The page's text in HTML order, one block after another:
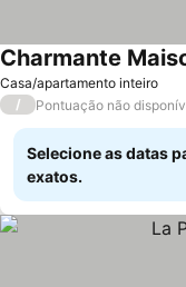
Casa/apartamento inteiro
Ver preços
/ Pontuação não
Selecione as datas
exatos.